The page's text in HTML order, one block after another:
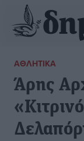
ΑΘΛΗΤΙΚΆ
Άρης